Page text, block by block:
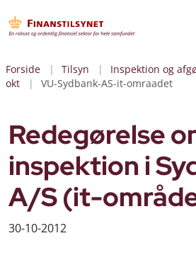
Forside Tilsyn Inspektion og
okt
VU-Sydbank-AS-it-omraadet
Redegørelse
inspektion i
A/S (it-
30-10-2012